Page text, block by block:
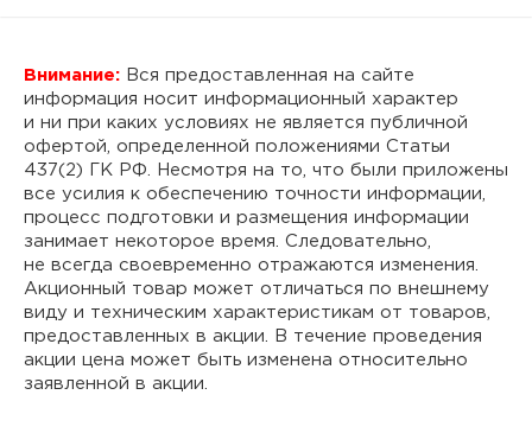
Внимание: Вся предоставленная на сайте
информация носит информационный характер
и ни при каких условиях не является публичной
офертой, определенной положениями Статьи
437(2) ГК РФ. Несмотря на то, что были приложены
все усилия к обеспечению точности информации,
процесс подготовки и размещения информации
занимает некоторое время. Следовательно,
не всегда своевременно отражаются изменения.
Акционный товар может отличаться по внешнему
виду и техническим характеристикам от товаров,
предоставленных в акции. В течение проведения
акции цена может быть изменена относительно
заявленной в акции.